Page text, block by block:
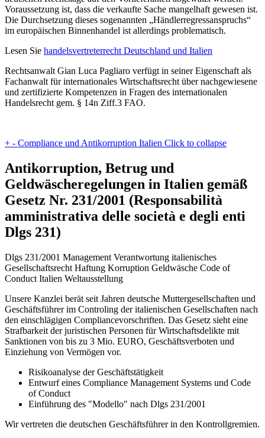
Voraussetzung ist, dass die verkaufte Sache mangelhaft gewesen ist.
Die Durchsetzung dieses sogenannten „Händlerregressanspruchs“
im europäischen Binnenhandel ist allerdings problematisch.
Lesen Sie handelsvertreterrecht Deutschland und Italien
Rechtsanwalt Gian Luca Pagliaro verfügt in seiner Eigenschaft als
Fachanwalt für internationales Wirtschaftsrecht über nachgewiesene
und zertifizierte Kompetenzen in Fragen des internationalen
Handelsrecht gem. § 14n Ziff.3 FAO.
+ - Compliance und Antikorruption Italien Click to collapse
Antikorruption, Betrug und
Geldwäscheregelungen in Italien gemäß
Gesetz Nr. 231/2001 (Responsabilità
amministrativa delle società e degli enti
Dlgs 231)
Dlgs 231/2001 Management Verantwortung italienisches
Gesellschaftsrecht Haftung Korruption Geldwäsche Code of
Conduct Italien Weltausstellung
Unsere Kanzlei berät seit Jahren deutsche Muttergesellschaften und
Geschäftsführer im Controling der italienischen Gesellschaften nach
den einschlägigen Compliancevorschriften. Das Gesetz sieht eine
Strafbarkeit der juristischen Personen für Wirtschaftsdelikte mit
Sanktionen von bis zu 3 Mio. EURO, Geschäftsverboten und
Einziehung von Vermögen vor.
Risikoanalyse der Geschäftstätigkeit
Entwurf eines Compliance Management Systems und Code
of Conduct
Einführung des "Modello" nach Dlgs 231/2001
Wir vertreten die deutschen Geschäftsführer in den Kontrollgremien.